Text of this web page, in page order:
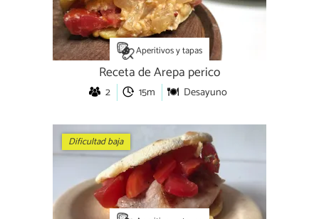
Aperitivos y tapas
Receta de Arepa perico
2 15m Desayuno
Dificultad baja